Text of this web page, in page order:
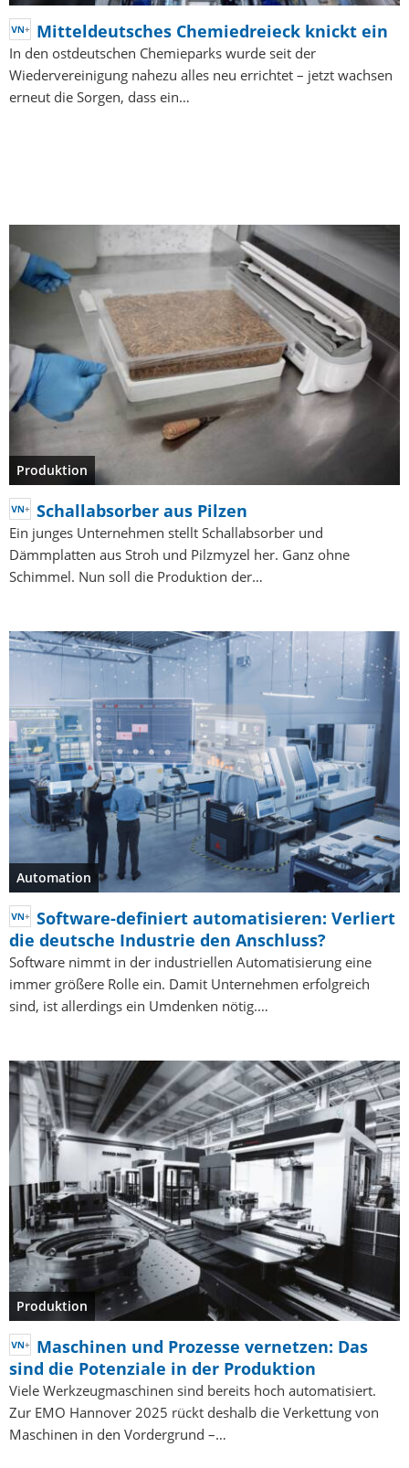
Mitteldeutsches Chemiedreieck knickt ein
In den ostdeutschen Chemieparks wurde seit der
Wiedervereinigung nahezu alles neu errichtet – jetzt wachsen
erneut die Sorgen, dass ein…
Produktion
Schallabsorber aus Pilzen
Ein junges Unternehmen stellt Schallabsorber und
Dämmplatten aus Stroh und Pilzmyzel her. Ganz ohne
Schimmel. Nun soll die Produktion der…
Automation
Software-definiert automatisieren: Verliert
die deutsche Industrie den Anschluss?
Software nimmt in der industriellen Automatisierung eine
immer größere Rolle ein. Damit Unternehmen erfolgreich
sind, ist allerdings ein Umdenken nötig.…
Produktion
Maschinen und Prozesse vernetzen: Das
sind die Potenziale in der Produktion
Viele Werkzeugmaschinen sind bereits hoch automatisiert.
Zur EMO Hannover 2025 rückt deshalb die Verkettung von
Maschinen in den Vordergrund –…